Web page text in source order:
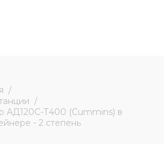
АД120С-Т400 (Cummins) в
- 2 степень